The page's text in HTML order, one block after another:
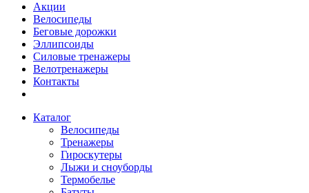
Акции
Велосипеды
Беговые дорожки
Эллипсоиды
Силовые тренажеры
Велотренажеры
Контакты
Каталог
Велосипеды
Тренажеры
Гироскутеры
Лыжи и сноуборды
Термобелье